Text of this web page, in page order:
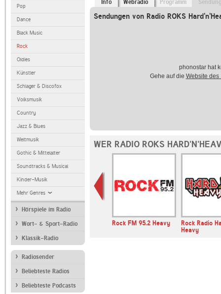
Pop
Dance
Black Music
Rock
Oldies
Künstler
Schlager & Discofox
Volksmusik
Country
Jazz & Blues
Weltmusik
Gothic & Mittelalter
Soundtracks & Musical
Kinder-Musik
Mehr Genres
Hörspiele im Radio
Wort- & Sport-Radio
Klassik-Radio
Radiosender
Beliebteste Radios
Beliebteste Podcasts
Info Webradio Programm
Sendungen von Radio ROKS
phonostar hat
Gehe auf die Website des
WER RADIO ROKS
80s Metal Rock FM 95.2 Heavy
Rock Radio
Heavy